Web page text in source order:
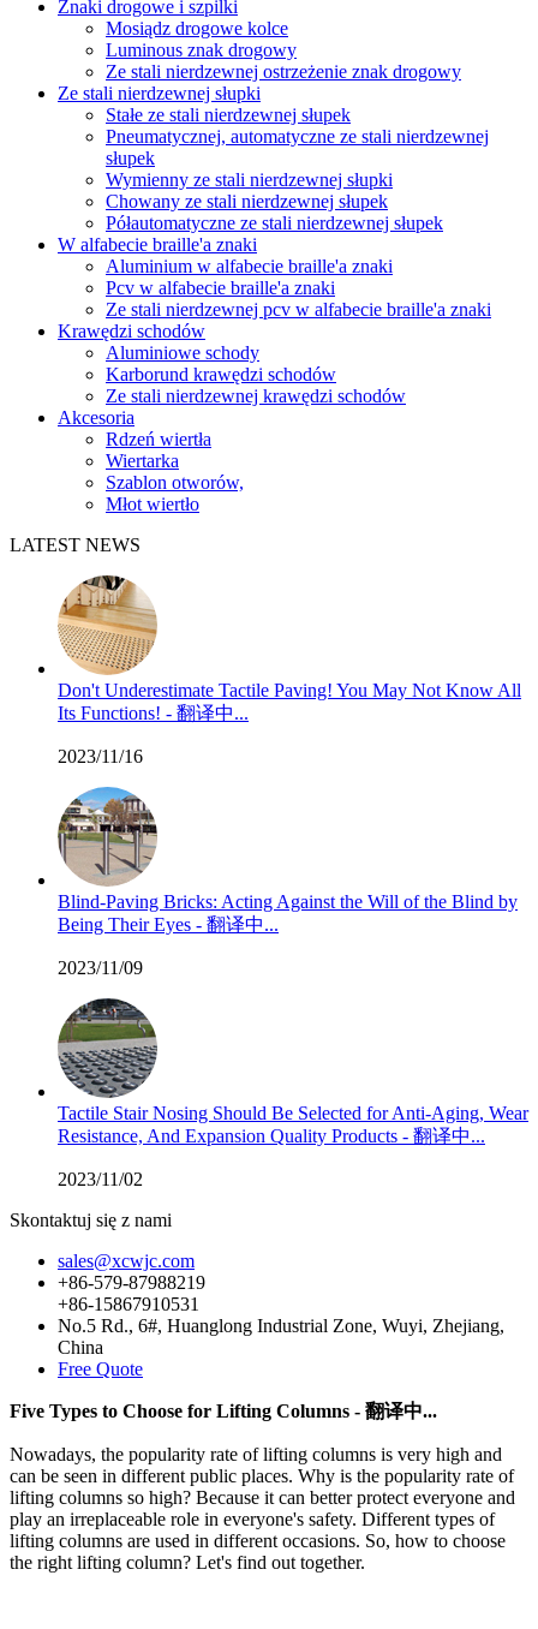
Znaki drogowe i szpilki
Mosiądz drogowe kolce
Luminous znak drogowy
Ze stali nierdzewnej ostrzeżenie znak drogowy
Ze stali nierdzewnej słupki
Stałe ze stali nierdzewnej słupek
Pneumatycznej, automatyczne ze stali nierdzewnej
słupek
Wymienny ze stali nierdzewnej słupki
Chowany ze stali nierdzewnej słupek
Półautomatyczne ze stali nierdzewnej słupek
W alfabecie braille'a znaki
Aluminium w alfabecie braille'a znaki
Pcv w alfabecie braille'a znaki
Ze stali nierdzewnej pcv w alfabecie braille'a znaki
Krawędzi schodów
Aluminiowe schody
Karborund krawędzi schodów
Ze stali nierdzewnej krawędzi schodów
Akcesoria
Rdzeń wiertła
Wiertarka
Szablon otworów,
Młot wiertło
LATEST NEWS
Don't Underestimate Tactile Paving! You May Not Know All
Its Functions! - 翻译中...
2023/11/16
Blind-Paving Bricks: Acting Against the Will of the Blind by
Being Their Eyes - 翻译中...
2023/11/09
Tactile Stair Nosing Should Be Selected for Anti-Aging, Wear
Resistance, And Expansion Quality Products - 翻译中...
2023/11/02
Skontaktuj się z nami
sales@xcwjc.com
+86-579-87988219
+86-15867910531
No.5 Rd., 6#, Huanglong Industrial Zone, Wuyi, Zhejiang,
China
Free Quote
Five Types to Choose for Lifting Columns - 翻译中...
Nowadays, the popularity rate of lifting columns is very high and
can be seen in different public places. Why is the popularity rate of
lifting columns so high? Because it can better protect everyone and
play an irreplaceable role in everyone's safety. Different types of
lifting columns are used in different occasions. So, how to choose
the right lifting column? Let's find out together.